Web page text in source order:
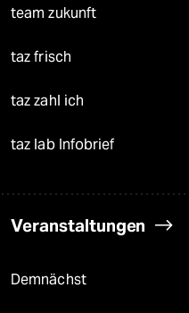
team zukunft
taz frisch
taz zahl ich
taz lab Infobrief
Veranstaltungen
Demnächst